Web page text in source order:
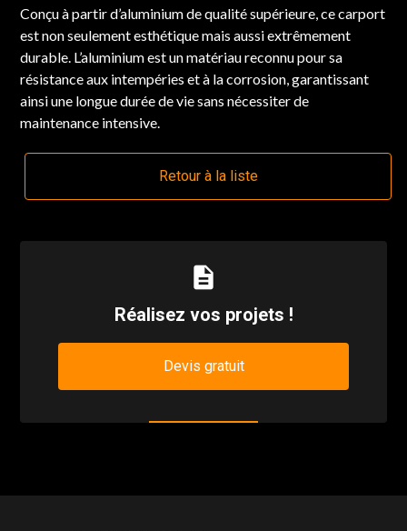
Conçu à partir d’aluminium de qualité supérieure, ce carport
est non seulement esthétique mais aussi extrêmement
durable. L’aluminium est un matériau reconnu pour sa
résistance aux intempéries et à la corrosion, garantissant
ainsi une longue durée de vie sans nécessiter de
maintenance intensive.
Retour à la liste
description
Réalisez vos projets !
Devis gratuit